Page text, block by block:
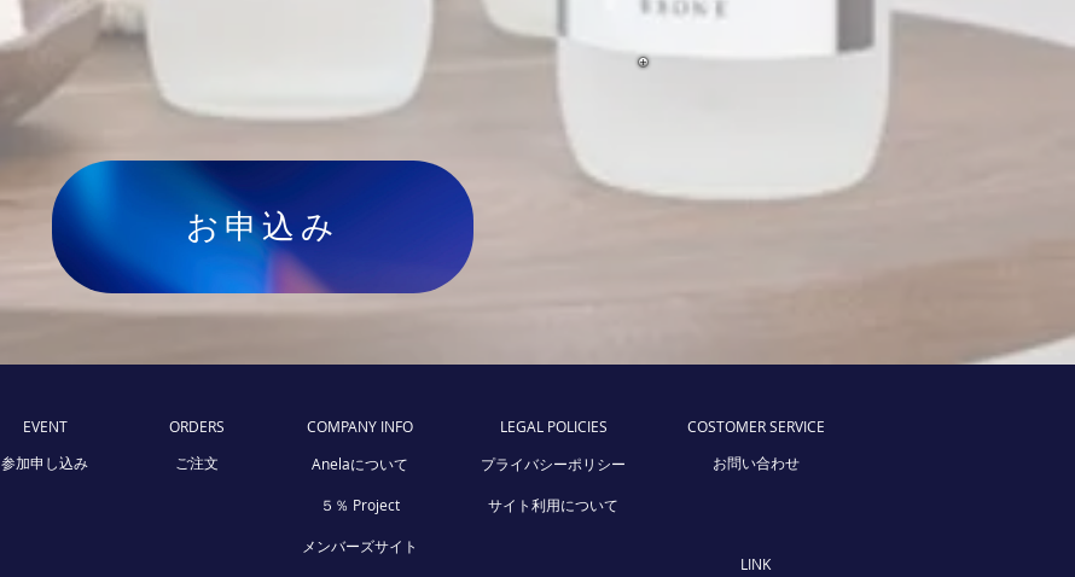
お申込み
EVENT
参加申し込み
ORDERS
ご注文
COMPANY INFO
Anelaについて
５％ Project
​メンバーズサイト
LEGAL POLICIES
プライバシーポリシー
サイト利用について
COSTOMER SERVICE
お問い合わせ
LINK